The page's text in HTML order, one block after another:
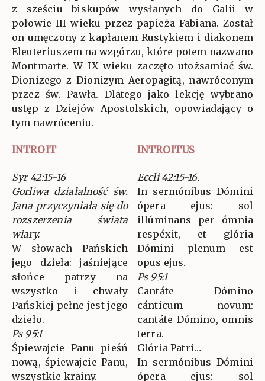
z sześciu biskupów wysłanych do Galii w
połowie III wieku przez papieża Fabiana. Został
on umęczony z kapłanem Rustykiem i diakonem
Eleuteriuszem na wzgórzu, które potem nazwano
Montmarte. W IX wieku zaczęto utożsamiać św.
Dionizego z Dionizym Aeropagitą, nawróconym
przez św. Pawła. Dlatego jako lekcję wybrano
ustęp z Dziejów Apostolskich, opowiadający o
tym nawróceniu.
INTROIT INTROITUS
Syr 42:15-16
Gorliwa działalność św.
Jana przyczyniała się do
rozszerzenia świata
wiary.
W słowach Pańskich
jego dzieła: jaśniejące
słońce patrzy na
wszystko i chwały
Pańskiej pełne jest jego
dzieło.
Ps 95:1
Śpiewajcie Panu pieśń
nową, śpiewajcie Panu,
wszystkie krainy.
Eccli 42:15-16.
In sermónibus Dómini
ópera ejus: sol
illúminans per ómnia
respéxit, et glória
Dómini plenum est
opus ejus.
Ps 95:1
Cantáte Dómino
cánticum novum:
cantáte Dómino, omnis
terra.
Glória Patri…
In sermónibus Dómini
ópera ejus: sol